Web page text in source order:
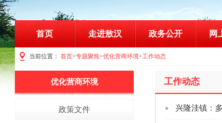
赤峰市敖汉旗人民政府门户网站
首页 走进敖汉 政务公开 网
当前位置： 首页>专题聚焦>优化营商环境>工作动态
优化营商环境
政策文件
工作动态
兴隆洼镇：